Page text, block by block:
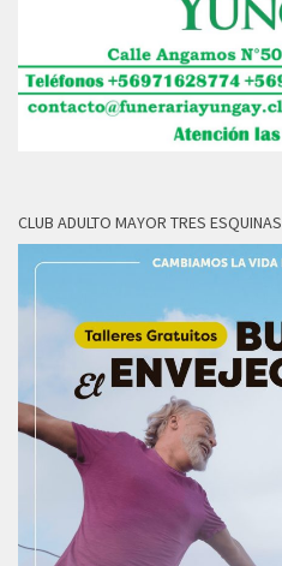
CLUB ADULTO MAYOR TRES ESQUINAS